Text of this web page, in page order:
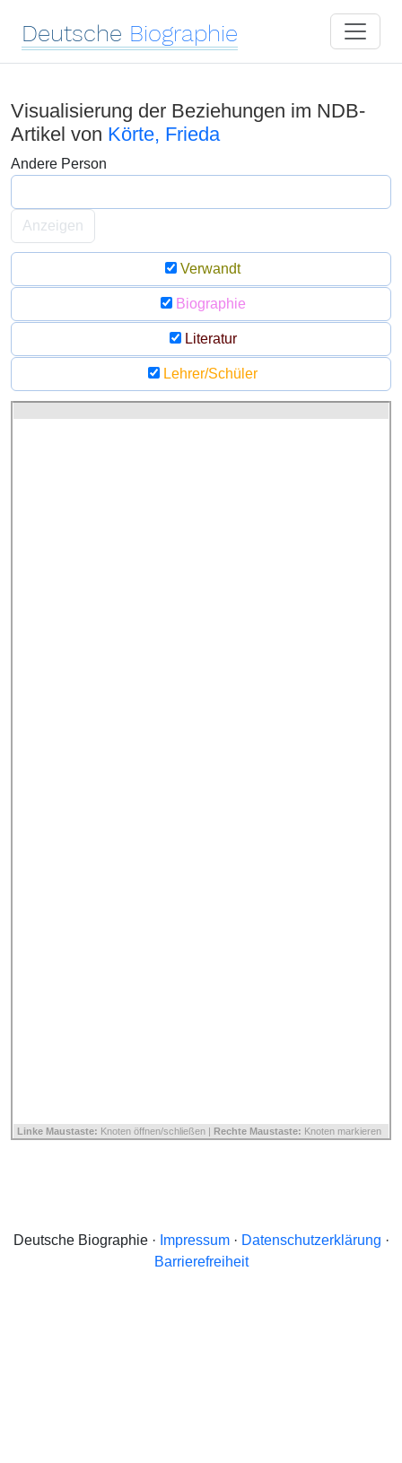
Deutsche Biographie
Visualisierung der Beziehungen im NDB-
Artikel von Körte, Frieda
Andere Person
Anzeigen
Verwandt
Biographie
Literatur
Lehrer/Schüler
Linke Maustaste: Knoten öffnen/schließen | Rechte Maustaste: Knoten markieren
Deutsche Biographie · Impressum· Datenschutzerklärung ·
Barrierefreiheit